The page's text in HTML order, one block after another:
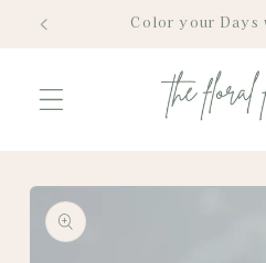
Skip to
content
Color your Days
Skip to
product
information